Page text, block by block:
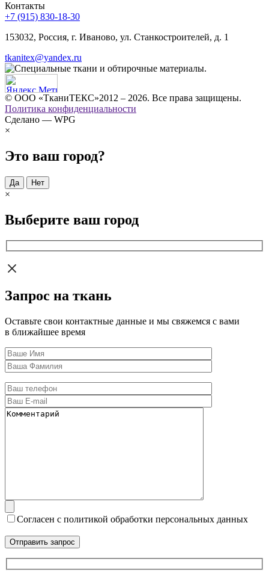
Контакты
+7 (915) 830-18-30
153032, Россия, г. Иваново, ул. Станкостроителей, д. 1
tkanitex@yandex.ru
© ООО «ТканиТЕКС»2012 – 2026. Все права защищены.
Политика конфиденциальности
Сделано — WPG
×
Это ваш город?
Да Нет
×
Выберите ваш город
Запрос на ткань
Оставьте свои контактные данные и мы свяжемся с вами
в ближайшее время
Согласен с политикой обработки персональных данных